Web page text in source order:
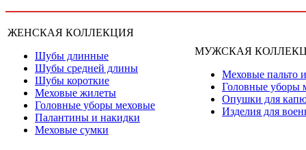
ЖЕНСКАЯ КОЛЛЕКЦИЯ
Шубы длинные
Шубы средней длины
Шубы короткие
Меховые жилеты
Головные уборы меховые
Палантины и накидки
Меховые сумки
МУЖСКАЯ
Меховые пальто
Головные уборы
Опушки для
Изделия для